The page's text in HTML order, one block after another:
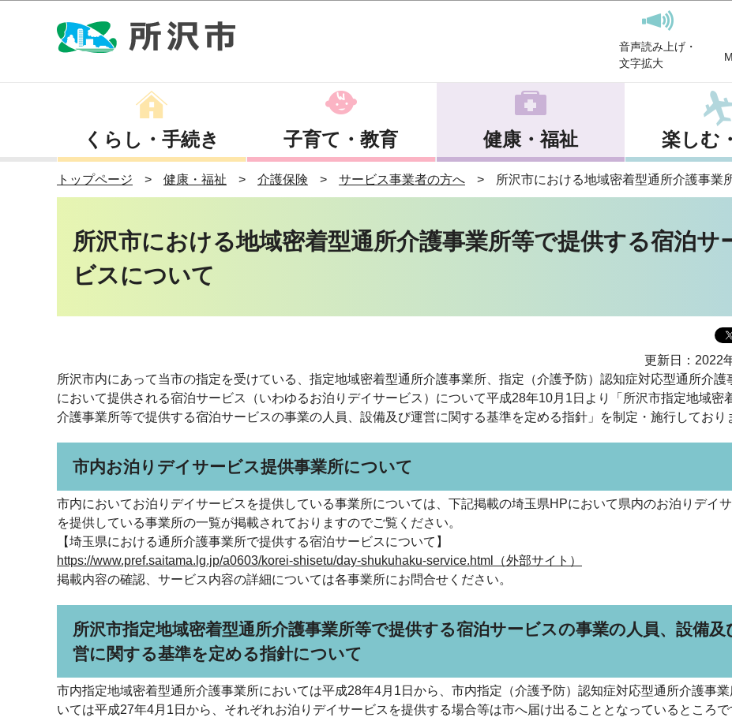
音声読み上げ・
文字拡大
くらし・手続き 子育て・教育 健康・福祉 楽しむ
トップページ 健康・福祉 介護保険 サービス事業者の方へ 所沢市における地域密着型通所介護事業
所沢市における地域密着型通所介護事業所等で提供する宿泊サ
ビスについて
更新日：2022
所沢市内にあって当市の指定を受けている、指定地域密着型通所介護事業所、指定（介護予防）認知症対応型通所介護
において提供される宿泊サービス（いわゆるお泊りデイサービス）について平成28年10月1日より「所沢市指定地域密
介護事業所等で提供する宿泊サービスの事業の人員、設備及び運営に関する基準を定める指針」を制定・施行しており
市内お泊りデイサービス提供事業所について
市内においてお泊りデイサービスを提供している事業所については、下記掲載の埼玉県HPにおいて県内のお泊りデイ
を提供している事業所の一覧が掲載されておりますのでご覧ください。
【埼玉県における通所介護事業所で提供する宿泊サービスについて】
https://www.pref.saitama.lg.jp/a0603/korei-shisetu/day-shukuhaku-service.html（外部サイト）
掲載内容の確認、サービス内容の詳細については各事業所にお問合せください。
所沢市指定地域密着型通所介護事業所等で提供する宿泊サービスの事業の人員、設備及
営に関する基準を定める指針について
市内指定地域密着型通所介護事業所においては平成28年4月1日から、市内指定（介護予防）認知症対応型通所介護事業
いては平成27年4月1日から、それぞれお泊りデイサービスを提供する場合等は市へ届け出ることとなっているところで